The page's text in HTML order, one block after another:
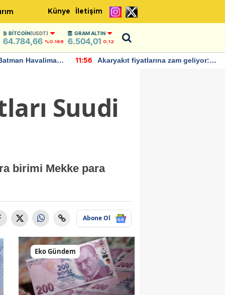
Künye İletişim
BITCOIN(USDT)
64.784,66 %0.168
GRAM ALTIN
6.504,01 0,12
Havalimanı
11:56
Akaryakıt fiyatlarına zam geliyor:
Suudi
birimi Mekke para
Abone Ol
Eko Gündem